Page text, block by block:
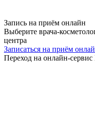
Запись на приём онлайн
Выберите врача-
центра
Записаться на приём
Переход на онлайн-